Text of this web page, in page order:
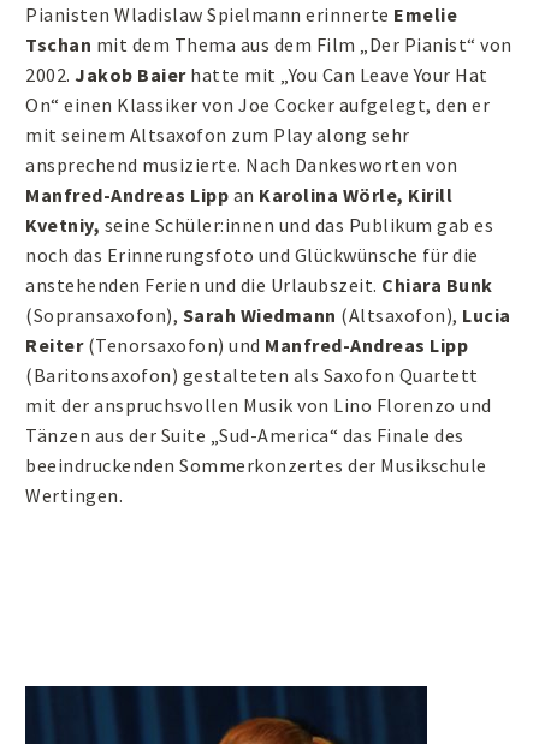
Pianisten Wladislaw Spielmann erinnerte Emelie
Tschan mit dem Thema aus dem Film „Der Pianist“ von
2002. Jakob Baierhatte mit „You Can Leave Your Hat
On“ einen Klassiker von Joe Cocker aufgelegt, den er
mit seinem Altsaxofon zum Play along sehr
ansprechend musizierte. Nach Dankesworten von
Manfred-Andreas Lipp an Karolina Wörle, Kirill
Kvetniy, seine Schüler:innen und das Publikum gab es
noch das Erinnerungsfoto und Glückwünsche für die
anstehenden Ferien und die Urlaubszeit. Chiara Bunk
(Sopransaxofon), Sarah Wiedmann (Altsaxofon), Lucia
Reiter(Tenorsaxofon) und Manfred-Andreas Lipp
(Baritonsaxofon) gestalteten als Saxofon Quartett
mit der anspruchsvollen Musik von Lino Florenzo und
Tänzen aus der Suite „Sud-America“ das Finale des
beeindruckenden Sommerkonzertes der Musikschule
Wertingen.